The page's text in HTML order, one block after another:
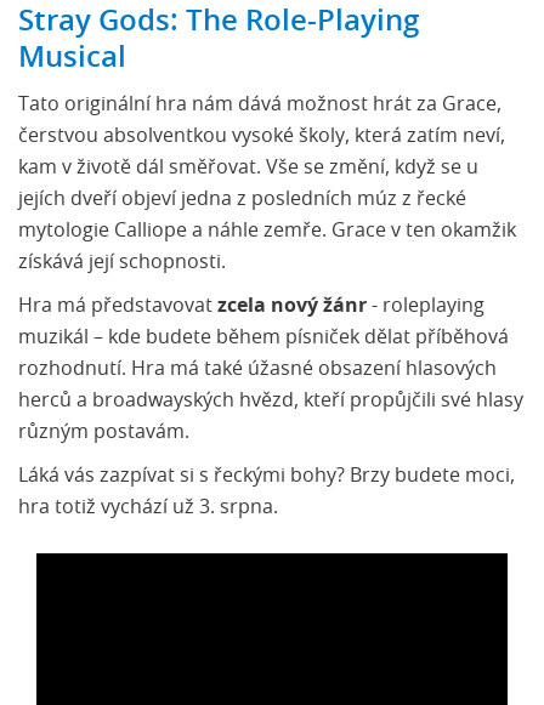
Stray Gods: The Role-Playing
Musical
Tato originální hra nám dává možnost hrát za Grace,
čerstvou absolventkou vysoké školy, která zatím neví,
kam v životě dál směřovat. Vše se změní, když se u
jejích dveří objeví jedna z posledních múz z řecké
mytologie Calliope a náhle zemře. Grace v ten okamžik
získává její schopnosti.
Hra má představovat zcela nový žánr - roleplaying
muzikál – kde budete během písniček dělat příběhová
rozhodnutí. Hra má také úžasné obsazení hlasových
herců a broadwayských hvězd, kteří propůjčili své hlasy
různým postavám.
Láká vás zazpívat si s řeckými bohy? Brzy budete moci,
hra totiž vychází už 3. srpna.